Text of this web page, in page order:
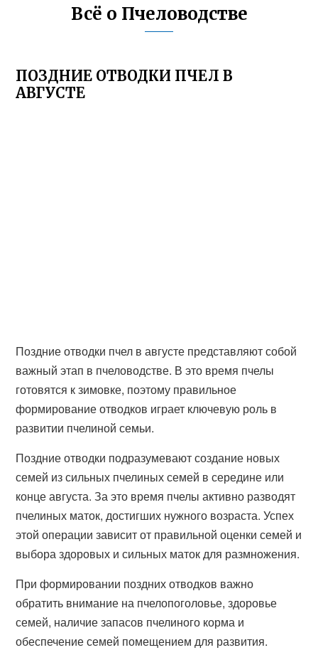
Всё о Пчеловодстве
ПОЗДНИЕ ОТВОДКИ ПЧЕЛ В
АВГУСТЕ
Поздние отводки пчел в августе представляют собой
важный этап в пчеловодстве. В это время пчелы
готовятся к зимовке, поэтому правильное
формирование отводков играет ключевую роль в
развитии пчелиной семьи.
Поздние отводки подразумевают создание новых
семей из сильных пчелиных семей в середине или
конце августа. За это время пчелы активно разводят
пчелиных маток, достигших нужного возраста. Успех
этой операции зависит от правильной оценки семей и
выбора здоровых и сильных маток для размножения.
При формировании поздних отводков важно
обратить внимание на пчелопоголовье, здоровье
семей, наличие запасов пчелиного корма и
обеспечение семей помещением для развития.